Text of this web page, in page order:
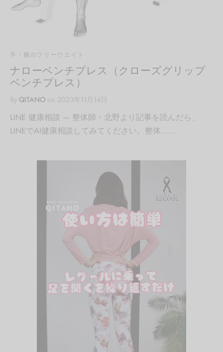
手・腕のフリーウエイト
ナローベンチプレス（クローズグリップ
ベンチプレス）
By QITANO on 2023年11月14日
LINE 健康相談 — 整体師・北野より記事を読んだら、
LINEでAI健康相談してみてください。整体……